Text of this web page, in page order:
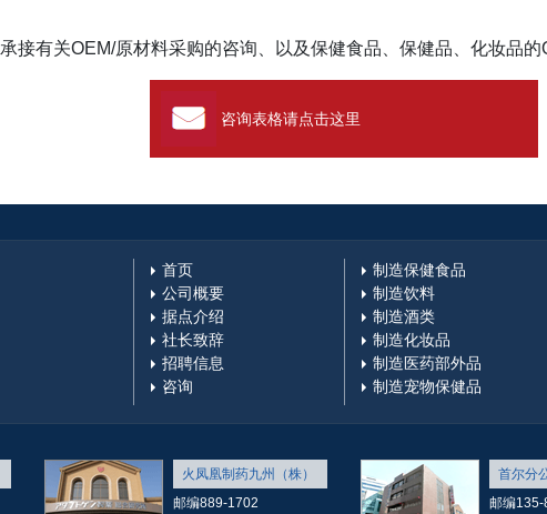
承接有关OEM/原材料采购的咨询、以及保健食品、保健品、化妆品的
咨询表格请点击这里
首页
公司概要
据点介绍
社长致辞
招聘信息
咨询
制造保健食品
制造饮料
制造酒类
制造化妆品
制造医药部外品
制造宠物保健品
火凤凰制药九州（株）
邮编889-1702
首尔分
邮编135-